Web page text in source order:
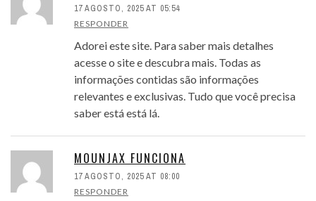
17 AGOSTO, 2025 AT 05:54
RESPONDER
Adorei este site. Para saber mais detalhes
acesse o site e descubra mais. Todas as
informações contidas são informações
relevantes e exclusivas. Tudo que você precisa
saber está está lá.
MOUNJAX FUNCIONA
17 AGOSTO, 2025 AT 08:00
RESPONDER